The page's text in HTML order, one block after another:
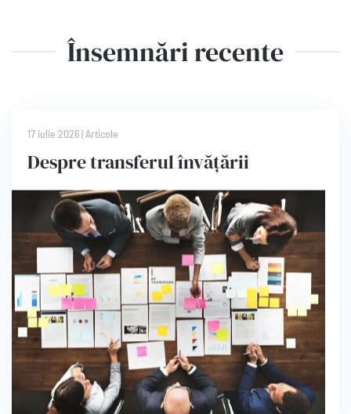
Însemnări recente
17 iulie 2026| Articole
Despre transferul învățării